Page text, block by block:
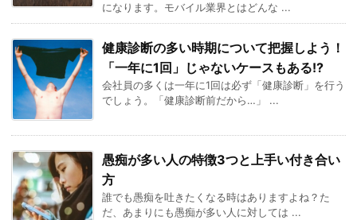
になります。モバイル業界とはどんな ...
健康診断の多い時期について把握しよう！
「一年に1回」じゃないケースもある!?
会社員の多くは一年に1回は必ず「健康診断」を行う
でしょう。「健康診断前だから…」 ...
愚痴が多い人の特徴3つと上手い付き合い
方
誰でも愚痴を吐きたくなる時はありますよね？た
だ、あまりにも愚痴が多い人に対しては ...